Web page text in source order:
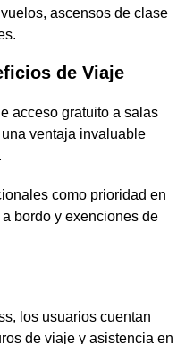
ascensos de clase
de Viaje
acceso gratuito a salas
ventaja invaluable
como prioridad en
bordo y exenciones de
los usuarios cuentan
de viaje y asistencia en